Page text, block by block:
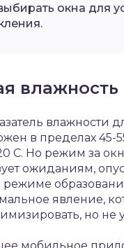
окна для
влажность
влажности
в пределах 45-
С. Но режим за
ожиданиям,
явление,
но не
мобильное